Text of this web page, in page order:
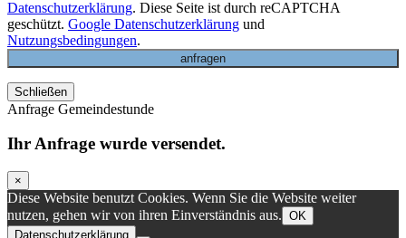
Datenschutzerklärung. Diese Seite ist durch reCAPTCHA
geschützt. Google Datenschutzerklärung und
Nutzungsbedingungen.
Schließen
Anfrage Gemeindestunde
Ihr Anfrage wurde versendet.
×
Diese Website benutzt Cookies. Wenn Sie die Website weiter
nutzen, gehen wir von ihren Einverständnis aus. OK
Datenschutzerklärung